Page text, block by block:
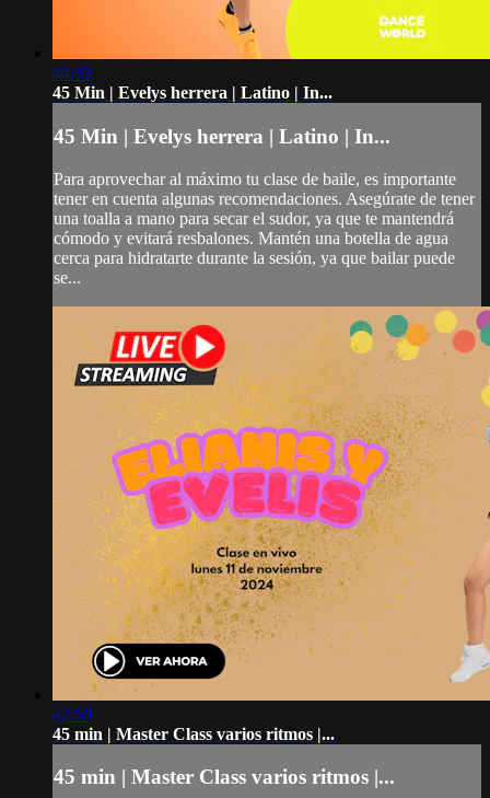
44:32
45 Min | Evelys herrera | Latino | In...
45 Min | Evelys herrera | Latino | In...
Para aprovechar al máximo tu clase de baile, es importante
tener en cuenta algunas recomendaciones. Asegúrate de tener
una toalla a mano para secar el sudor, ya que te mantendrá
cómodo y evitará resbalones. Mantén una botella de agua
cerca para hidratarte durante la sesión, ya que bailar puede
se...
42:50
45 min | Master Class varios ritmos |...
45 min | Master Class varios ritmos |...